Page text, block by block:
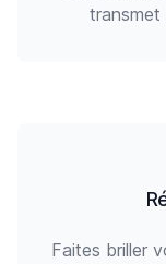
transmet
Faites briller